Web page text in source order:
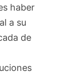
haber
a su
de